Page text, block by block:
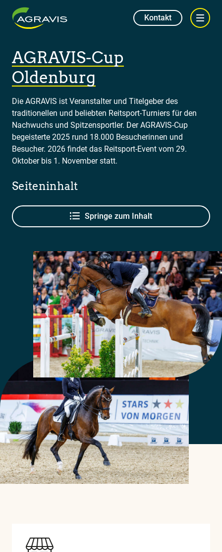
Kontakt
AGRAVIS-Cup
Oldenburg
Die AGRAVIS ist Veranstalter und Titelgeber des
traditionellen und beliebten Reitsport-Turniers für den
Nachwuchs und Spitzensportler. Der AGRAVIS-Cup
begeisterte 2025 rund 18.000 Besucherinnen und
Besucher. 2026 findet das Reitsport-Event vom 29.
Oktober bis 1. November statt.
Seiteninhalt
Springe zum Inhalt